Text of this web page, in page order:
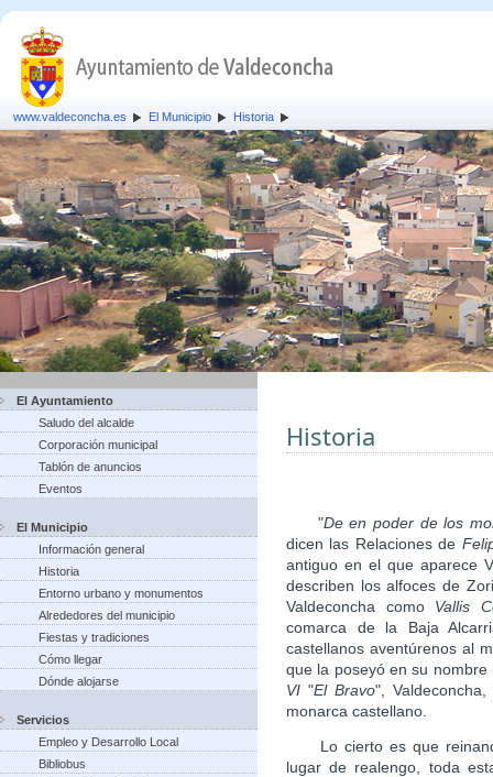
www.valdeconcha.es El Municipio Historia
El Ayuntamiento
Saludo del alcalde
Corporación municipal
Tablón de anuncios
Eventos
El Municipio
Información general
Historia
Entorno urbano y monumentos
Alrededores del municipio
Fiestas y tradiciones
Cómo llegar
Dónde alojarse
Servicios
Empleo y Desarrollo Local
Bibliobus
Historia
"De en poder de los
dicen las Relaciones de
antiguo en el que aparece
describen los alfoces de
Valdeconcha como Vallis
comarca de la Baja
castellanos aventúrenos al
que la poseyó en su
VI "El Bravo",
monarca castellano.
Lo cierto es que
lugar de realengo, toda